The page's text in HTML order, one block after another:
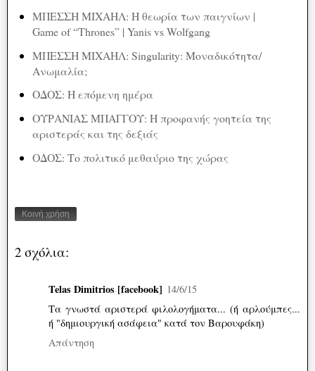
ΜΠΕΣΣΗ ΜΙΧΑΗΛ: H θεωρία των παιγνίων |
Game of “Thrones” | Yanis vs Wolfgang
ΜΠΕΣΣΗ ΜΙΧΑΗΛ: Singularity: Μοναδικότητα/
Ανωμαλία;
ΟΔΟΣ: Η επόμενη ημέρα
ΟΥΡΑΝΙΑΣ ΜΠΑΓΓΟΥ: Η προφανής γοητεία της
αριστεράς και της δεξιάς
ΟΔΟΣ: Το πολιτικό μεθαύριο της χώρας
Κοινή χρήση
2 σχόλια:
Telas Dimitrios [facebook] 14/6/15
Tα γνωστά αριστερά φιλολογήματα... (ή αρλούμπες...
ή "δημιουργική ασάφεια" κατά τον Βαρουφάκη)
Απάντηση